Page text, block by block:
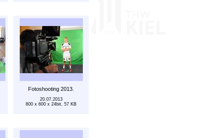
Fotoshooting 2013.
20.07.2013
800 x 600 x 24bit, 57 KB